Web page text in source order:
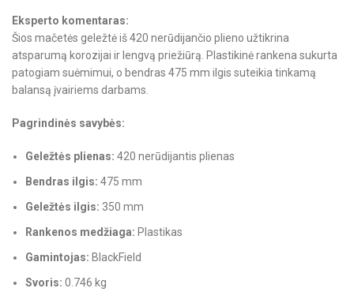
Eksperto komentaras:
Šios mačetės geležtė iš 420 nerūdijančio plieno užtikrina
atsparumą korozijai ir lengvą priežiūrą. Plastikinė rankena sukurta
patogiam suėmimui, o bendras 475 mm ilgis suteikia tinkamą
balansą įvairiems darbams.
Pagrindinės savybės:
Geležtės plienas: 420 nerūdijantis plienas
Bendras ilgis: 475 mm
Geležtės ilgis: 350 mm
Rankenos medžiaga: Plastikas
Gamintojas: BlackField
Svoris: 0.746 kg